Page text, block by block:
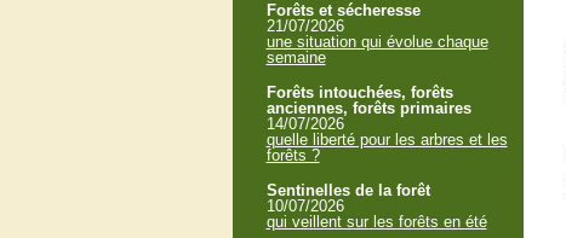
Forêts et sécheresse
21/07/2026
une situation qui évolue chaque
semaine
Forêts intouchées, forêts
anciennes, forêts primaires
14/07/2026
quelle liberté pour les arbres et les
forêts ?
Sentinelles de la forêt
10/07/2026
qui veillent sur les forêts en été